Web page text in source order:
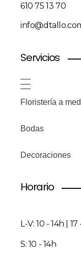
610 75 13 70
Servicios
Floristería a
Bodas
Decoraciones
Horario
L-V: 10 - 14h |
S: 10 - 14h